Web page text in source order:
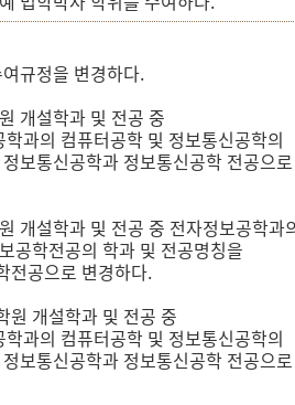
규정을 변경하다.
개설학과 및 전공 중
과의 컴퓨터공학 및 정보통신공학의
보통신공학과 정보통신공학 전공으로
개설학과 및 전공 중 전자정보공학과
공학전공의 학과 및 전공명칭을
전공으로 변경하다.
원 개설학과 및 전공 중
과의 컴퓨터공학 및 정보통신공학의
보통신공학과 정보통신공학 전공으로